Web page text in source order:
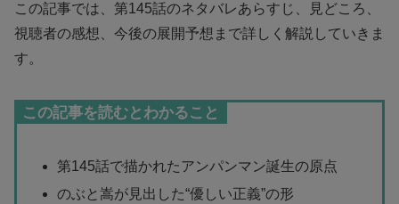
この記事では、第145話のネタバレあらすじ、見どころ、
視聴者の感想、今後の展開予想まで詳しく解説していきま
す。
この記事を読むとわかること
第145話で描かれたアンパンマン誕生の原点
のぶと嵩が見出した“優しい正義”の形